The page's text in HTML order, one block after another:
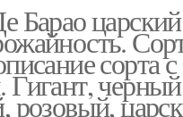
Барао
сорта
Гигант,
розовый,